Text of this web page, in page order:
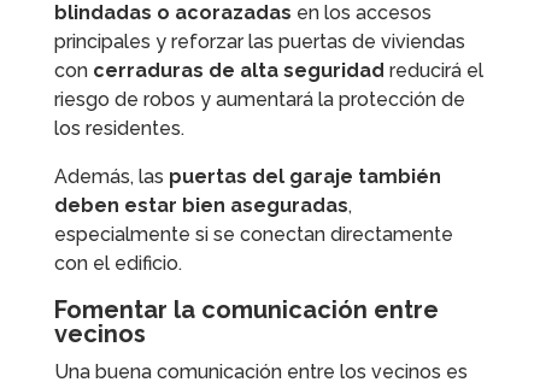
blindadas o acorazadas en los accesos
principales y reforzar las puertas de viviendas
con cerraduras de alta seguridad reducirá el
riesgo de robos y aumentará la protección de
los residentes.
Además, las puertas del garaje también
deben estar bien aseguradas,
especialmente si se conectan directamente
con el edificio.
Fomentar la comunicación entre
vecinos
Una buena comunicación entre los vecinos es